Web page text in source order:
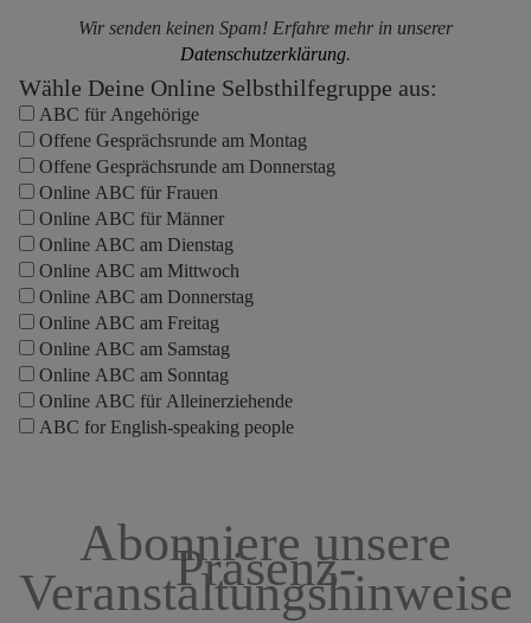
Wir senden keinen Spam! Erfahre mehr in unserer
Datenschutzerklärung.
Wähle Deine Online Selbsthilfegruppe aus:
ABC für Angehörige
Offene Gesprächsrunde am Montag
Offene Gesprächsrunde am Donnerstag
Online ABC für Frauen
Online ABC für Männer
Online ABC am Dienstag
Online ABC am Mittwoch
Online ABC am Donnerstag
Online ABC am Freitag
Online ABC am Samstag
Online ABC am Sonntag
Online ABC für Alleinerziehende
ABC for English-speaking people
Abonniere unsere
Präsenz-
Veranstaltungshinweise